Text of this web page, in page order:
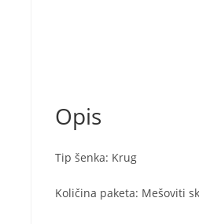
Opis
Tip šenka: Krug
Količina paketa: Mešoviti